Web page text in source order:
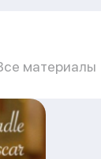
материалы